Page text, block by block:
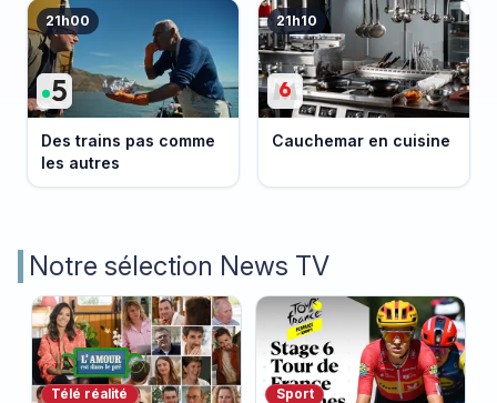
21h00
Des trains pas comme
les autres
21h10
Cauchemar en cuisine
Notre sélection News TV
Télé réalité Sport